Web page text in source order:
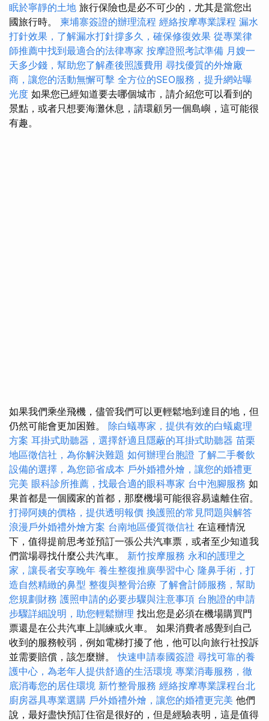
眠於寧靜的土地 旅行保險也是必不可少的，尤其是當您出
國旅行時。 柬埔寨簽證的辦理流程 經絡按摩專業課程 漏水
打針效果，了解漏水打針撐多久，確保修復效果 從專業律
師推薦中找到最適合的法律專家 按摩證照考試準備 月嫂一
天多少錢，幫助您了解產後照護費用 尋找優質的外燴廠
商，讓您的活動無懈可擊 全方位的SEO服務，提升網站曝
光度 如果您已經知道要去哪個城市，請介紹您可以看到的
景點，或者只想要海灘休息，請環顧另一個島嶼，這可能很
有趣。
如果我們乘坐飛機，儘管我們可以更輕鬆地到達目的地，但
仍然可能會更加困難。 除白蟻專家，提供有效的白蟻處理
方案 耳掛式助聽器，選擇舒適且隱蔽的耳掛式助聽器 苗栗
地區徵信社，為你解決難題 如何辦理台胞證 了解二手餐飲
設備的選擇，為您節省成本 戶外婚禮外燴，讓您的婚禮更
完美 眼科診所推薦，找最合適的眼科專家 台中泡腳服務 如
果首都是一個國家的首都，那麼機場可能很容易遠離住宿。
打掃阿姨的價格，提供透明報價 換護照的常見問題與解答
浪漫戶外婚禮外燴方案 台南地區優質徵信社 在這種情況
下，值得提前思考並預訂一張公共汽車票，或者至少知道我
們當場尋找什麼公共汽車。 新竹按摩服務 永和的護理之
家，讓長者安享晚年 養生整復推廣學習中心 隆鼻手術，打
造自然精緻的鼻型 整復與整骨治療 了解會計師服務，幫助
您規劃財務 護照申請的必要步驟與注意事項 台胞證的申請
步驟詳細說明，助您輕鬆辦理 找出您是必須在機場購買門
票還是在公共汽車上訓練或火車。 如果消費者感覺到自己
收到的服務較弱，例如電梯打擾了他，他可以向旅行社投訴
並需要賠償，該怎麼辦。快速申請泰國簽證 尋找可靠的養
護中心，為老年人提供舒適的生活環境 專業消毒服務，徹
底消毒您的居住環境 新竹整骨服務 經絡按摩專業課程台北
廚房器具專業選購 戶外婚禮外燴，讓您的婚禮更完美 他們
說，最好盡快預訂住宿是很好的，但是經驗表明，這是值得